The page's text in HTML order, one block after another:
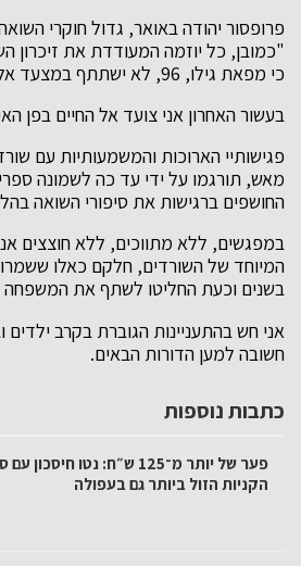
פרופסור יהודה באואר, גדול חוקרי
"כמובן, כל יוזמה המעודדת את זיכרון
כי מפאת גילו, 96, לא ישתתף במצעד אל החיים.
בעשור האחרון אני צועד אל החיים בפן
פגישותיי הארוכות והמשמעותיות עם
מאש, תורגמו על ידי עד כה לשמונה
החושפים ברגישות את סיפורי השואה
במפגשים, ללא מתווכים, ללא חוצצים
המיוחד של השורדים, חלקם כאלו
בשנים וכעת החליטו לשתף את המשפחה
אני חש בהתעניינות הגוברת בקרב ילדים
חשובה למען הדורות הבאים.
כתבות נוספות
פער של יותר מ־125 ש״ח: נטו חיסכון
הקניות הזול ביותר גם בעפולה